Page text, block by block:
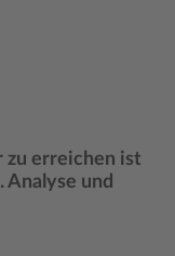
zu erreichen ist
Analyse und